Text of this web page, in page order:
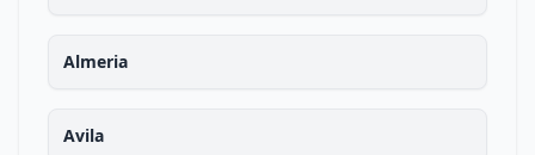
Almeria
Avila